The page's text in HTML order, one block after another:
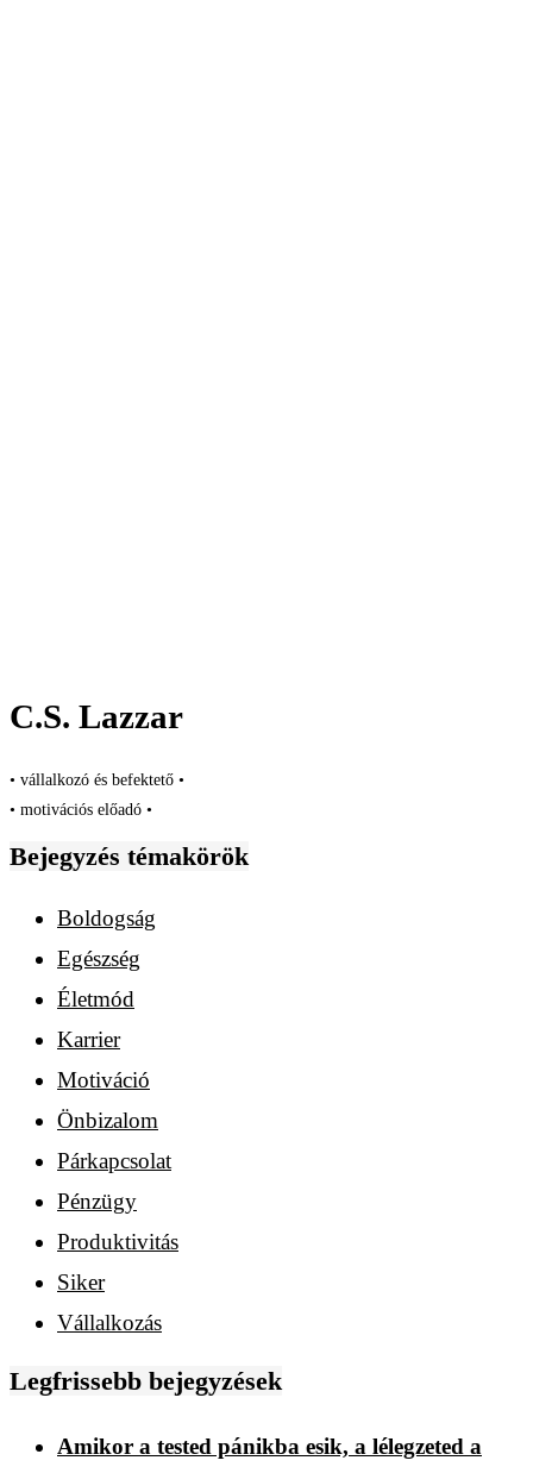
C.S. Lazzar
• vállalkozó és befektető •
• motivációs előadó •
Bejegyzés témakörök
Boldogság
Egészség
Életmód
Karrier
Motiváció
Önbizalom
Párkapcsolat
Pénzügy
Produktivitás
Siker
Vállalkozás
Legfrissebb bejegyzések
Amikor a tested pánikba esik, a lélegzeted a